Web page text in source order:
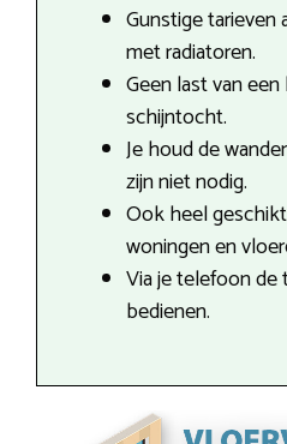
Gunstige
met radiatoren.
Geen last van
schijntocht.
Je houd de
zijn niet nodig.
Ook heel
woningen en
Via je telefoon
bedienen.